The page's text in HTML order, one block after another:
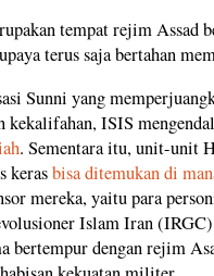
tempat rejim Assad
terus saja bertahan
Sunni yang
kekalifahan, ISIS
. Sementara itu, unit-unit
kerasbisa ditemukan di
mereka, yaitu para
Islam Iran
bertempur dengan rejim